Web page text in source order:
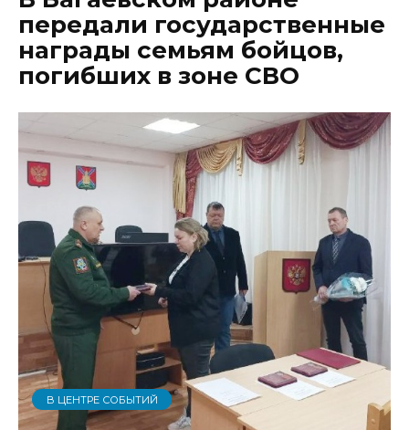
передали государственные
награды семьям бойцов,
погибших в зоне СВО
В ЦЕНТРЕ СОБЫТИЙ